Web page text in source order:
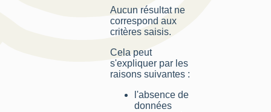
Aucun résultat ne
correspond aux
critères saisis.
Cela peut
s'expliquer par les
raisons suivantes :
l'absence de
données